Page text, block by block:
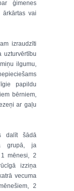
ģimenes
ārkārtas vai
izraudzīti
uzturvērtību
ilgumu,
papildu
bērniem,
ar gaļu
dalīt šādā
grupā, ja
mēnesi, 2
izziņa
vecuma
2